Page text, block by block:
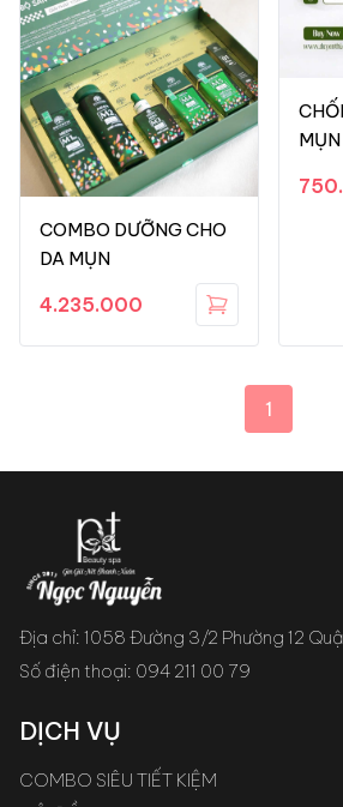
COMBO DƯỠNG CHO
DA MỤN
4.235.000
1
Địa chỉ: 1058 Đường 3/2 Phường 12
Số điện thoại: 094 211 00 79
DỊCH VỤ
COMBO SIÊU TIẾT KIỆM